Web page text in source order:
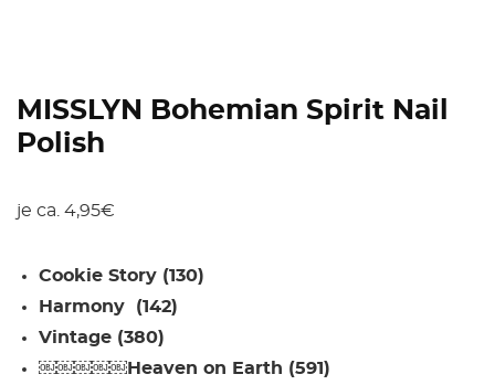
MISSLYN Bohemian Spirit Nail
Polish
je ca. 4,95€
Cookie Story (130)
Harmony (142)
Vintage (380)
￼￼￼￼￼Heaven on Earth (591)